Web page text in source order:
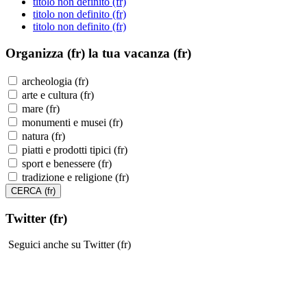
titolo non definito (fr)
titolo non definito (fr)
Organizza (fr) la tua vacanza (fr)
archeologia (fr)
arte e cultura (fr)
mare (fr)
monumenti e musei (fr)
natura (fr)
piatti e prodotti tipici (fr)
sport e benessere (fr)
tradizione e religione (fr)
Twitter (fr)
Seguici anche su Twitter (fr)